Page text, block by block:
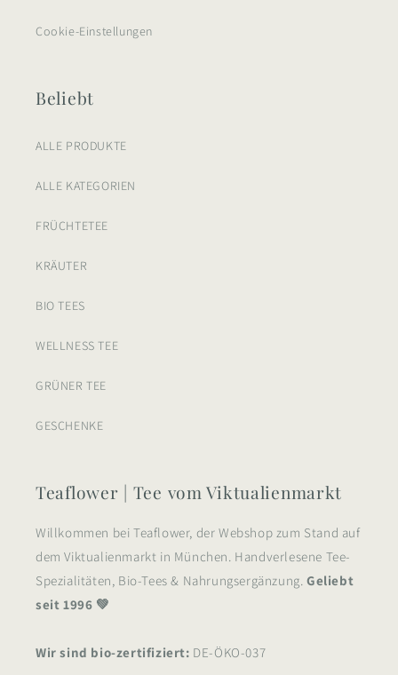
Cookie-Einstellungen
Beliebt
ALLE PRODUKTE
ALLE KATEGORIEN
FRÜCHTETEE
KRÄUTER
BIO TEES
WELLNESS TEE
GRÜNER TEE
GESCHENKE
Teaflower | Tee vom Viktualienmarkt
Willkommen bei Teaflower, der Webshop zum Stand auf
dem Viktualienmarkt in München. Handverlesene Tee-
Spezialitäten, Bio-Tees & Nahrungsergänzung.Geliebt
seit 1996 💚
Wir sind bio-zertifiziert: DE-ÖKO-037